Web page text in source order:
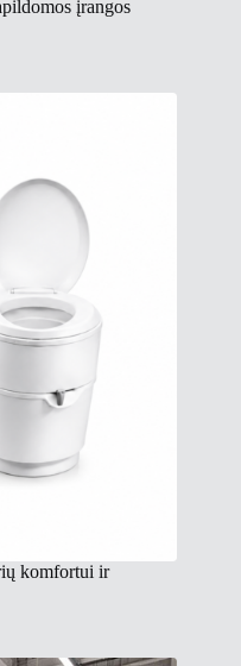
įrangos
komfortui ir